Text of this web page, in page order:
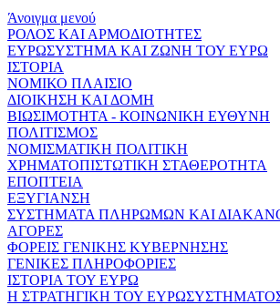
Άνοιγμα μενού
ΡΟΛΟΣ ΚΑΙ ΑΡΜΟΔΙΟΤΗΤΕΣ
ΕΥΡΩΣΥΣΤΗΜΑ ΚΑΙ ΖΩΝΗ ΤΟΥ ΕΥΡΩ
ΙΣΤΟΡΙΑ
ΝΟΜΙΚΟ ΠΛΑΙΣΙΟ
ΔΙΟΙΚΗΣΗ ΚΑΙ ΔΟΜΗ
ΒΙΩΣΙΜΟΤΗΤΑ - ΚΟΙΝΩΝΙΚΗ ΕΥΘΥΝΗ
ΠΟΛΙΤΙΣΜΟΣ
ΝΟΜΙΣΜΑΤΙΚΗ ΠΟΛΙΤΙΚΗ
ΧΡΗΜΑΤΟΠΙΣΤΩΤΙΚΗ ΣΤΑΘΕΡΟΤΗΤΑ
ΕΠΟΠΤΕΙΑ
ΕΞΥΓΙΑΝΣΗ
ΣΥΣΤΗΜΑΤΑ ΠΛΗΡΩΜΩΝ ΚΑΙ
ΑΓΟΡΕΣ
ΦΟΡΕΙΣ ΓΕΝΙΚΗΣ ΚΥΒΕΡΝΗΣΗΣ
ΓΕΝΙΚΕΣ ΠΛΗΡΟΦΟΡΙΕΣ
ΙΣΤΟΡΙΑ ΤΟΥ ΕΥΡΩ
Η ΣΤΡΑΤΗΓΙΚΗ ΤΟΥ ΕΥΡΩΣΥΣΤΗΜΑΤΟΣ